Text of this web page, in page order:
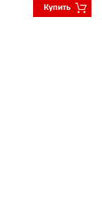
Купить